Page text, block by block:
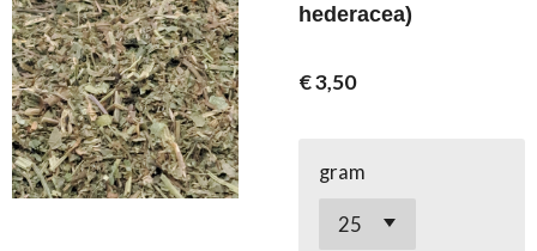
hederacea)
€ 3,50
gram